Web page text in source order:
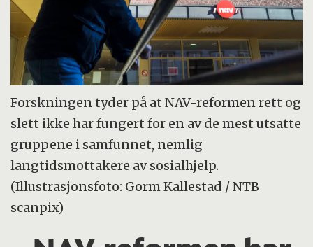
Forskningen tyder på at NAV-reformen rett og
slett ikke har fungert for en av de mest utsatte
gruppene i samfunnet, nemlig
langtidsmottakere av sosialhjelp.
(Illustrasjonsfoto: Gorm Kallestad / NTB
scanpix)